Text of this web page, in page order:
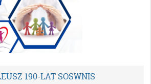
190-LAT SOSWNIS